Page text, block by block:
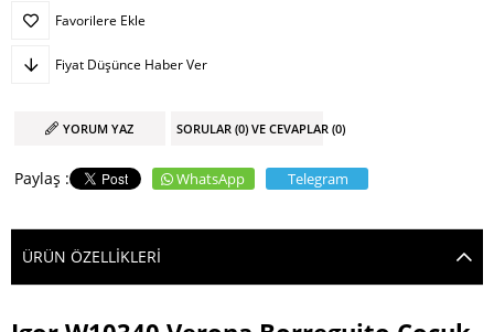
Favorilere Ekle
Fiyat Düşünce Haber Ver
YORUM YAZ SORULAR (0) VE CEVAPLAR (0)
WhatsApp Telegram
ÜRÜN ÖZELLIKLERI